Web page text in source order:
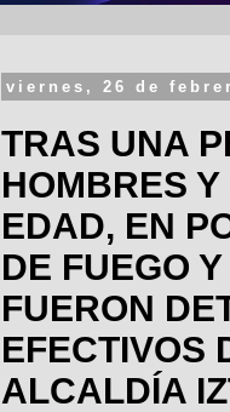
viernes, 26 de
TRAS UNA
HOMBRES
EDAD, EN
DE FUEGO
FUERON
EFECTIVOS
ALCALDÍA